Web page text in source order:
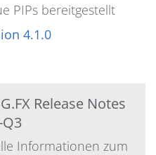
PIPs bereitgestellt
4.1.0
Release Notes
Informationen zum